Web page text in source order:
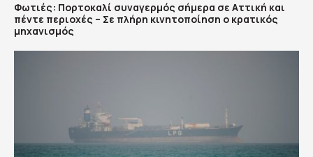
Φωτιές: Πορτοκαλί συναγερμός σήμερα σε Αττική και
πέντε περιοχές – Σε πλήρη κινητοποίηση ο κρατικός
μηχανισμός